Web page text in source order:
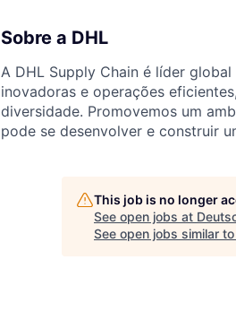
Sobre a DHL
A DHL Supply Chain é líder
inovadoras e operações
diversidade. Promovemos um
pode se desenvolver e construir
This job is no longer
See open jobs at
See open jobs similar